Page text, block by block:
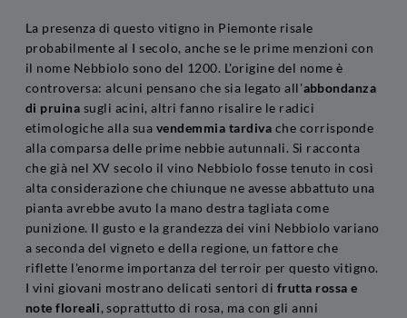
La presenza di questo vitigno in Piemonte risale
probabilmente al I secolo, anche se le prime menzioni con
il nome Nebbiolo sono del 1200. L'origine del nome è
controversa: alcuni pensano che sia legato all'abbondanza
di pruina sugli acini, altri fanno risalire le radici
etimologiche alla sua vendemmia tardiva che corrisponde
alla comparsa delle prime nebbie autunnali. Si racconta
che già nel XV secolo il vino Nebbiolo fosse tenuto in così
alta considerazione che chiunque ne avesse abbattuto una
pianta avrebbe avuto la mano destra tagliata come
punizione. Il gusto e la grandezza dei vini Nebbiolo variano
a seconda del vigneto e della regione, un fattore che
riflette l'enorme importanza del terroir per questo vitigno.
I vini giovani mostrano delicati sentori di frutta rossa e
note floreali, soprattutto di rosa, ma con gli anni